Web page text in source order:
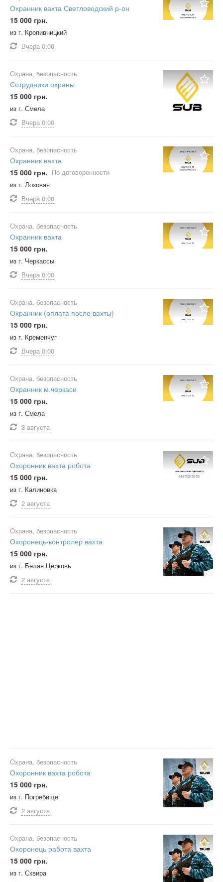
Охранник вахта Светловодский р-он
15 000 грн.
из г. Кропивницкий
Вчера 0:00
Охрана, безопасность
Сотрудники охраны
15 000 грн.
из г. Смела
Вчера 0:00
Охрана, безопасность
Охранник вахта
15 000 грн. По договоренности
из г. Лозовая
Вчера 0:00
Охрана, безопасность
Охранник вахта
15 000 грн.
из г. Черкассы
Вчера 0:00
Охрана, безопасность
Охранник (оплата после вахты)
15 000 грн.
из г. Кременчуг
Вчера 0:00
Охрана, безопасность
Охранник м.черкаси
15 000 грн.
из г. Смела
3 августа
Охрана, безопасность
Охоронник вахта робота
15 000 грн.
из г. Калиновка
2 августа
Охрана, безопасность
Охоронець-контролер вахта
15 000 грн.
из г. Белая Церковь
2 августа
Охрана, безопасность
Охоронник вахта робота
15 000 грн.
из г. Погребище
2 августа
Охрана, безопасность
Охоронець работа вахта
15 000 грн.
из г. Сквира